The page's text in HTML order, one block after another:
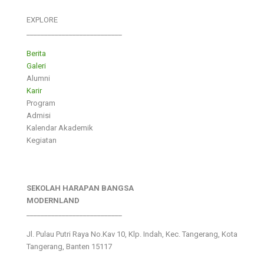
EXPLORE
Berita
Galeri
Alumni
Karir
Program
Admisi
Kalendar Akademik
Kegiatan
SEKOLAH HARAPAN BANGSA
MODERNLAND
Jl. Pulau Putri Raya No.Kav 10, Klp. Indah, Kec. Tangerang, Kota
Tangerang, Banten 15117